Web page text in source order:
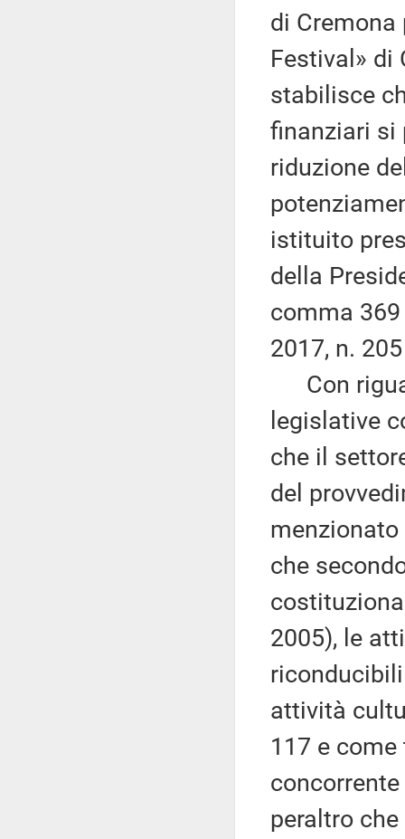
di Cremona
Festival» di
stabilisce
finanziari si
riduzione
istituito
della
comma
2017, n.
Con
legislative
che il
del
che
2005), le
attività
117 e
peraltro